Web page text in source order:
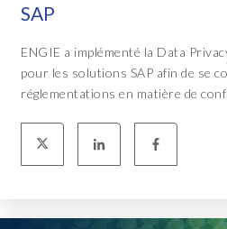
SAP
ENGIE a implémenté la Data
pour les solutions SAP afin de se
réglementations en matière de